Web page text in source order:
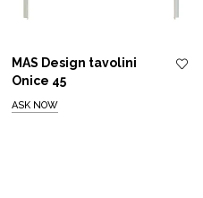
MAS Design tavolini
Onice 45
ASK NOW